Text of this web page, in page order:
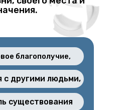
благополучие,
с другими людьми,
существования